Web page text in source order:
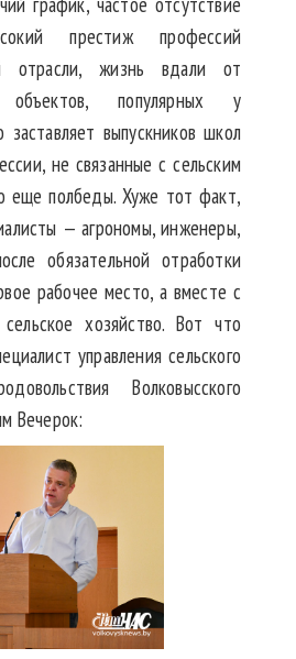
престиж профессий
отрасли, жизнь вдали от
объектов, популярных у
выпускников школ
не связанные с сельским
еще полбеды. Хуже тот факт,
— агрономы, инженеры,
обязательной отработки
рабочее место, а вместе с
хозяйство. Вот что
управления сельского
Волковысского
Вечерок: